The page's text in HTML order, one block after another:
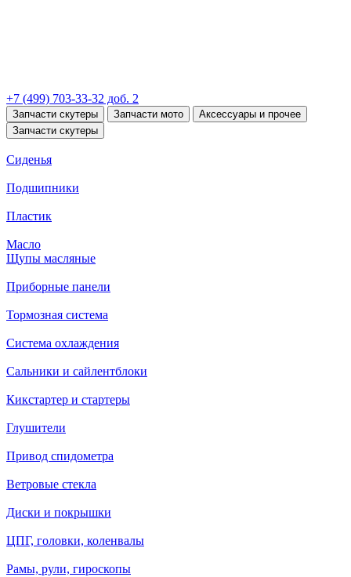
+7 (499) 703-33-32 доб. 2
Запчасти скутеры Запчасти мото
Аксессуары и прочее
Запчасти скутеры
Сиденья
Подшипники
Пластик
Масло
Щупы масляные
Приборные панели
Тормозная система
Система охлаждения
Сальники и сайлентблоки
Кикстартер и стартеры
Глушители
Привод спидометра
Ветровые стекла
Диски и покрышки
ЦПГ, головки, коленвалы
Рамы, рули, гироскопы